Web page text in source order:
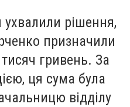
ухвалили рішення,
призначили
тисяч гривень. За
ця сума була
відділу